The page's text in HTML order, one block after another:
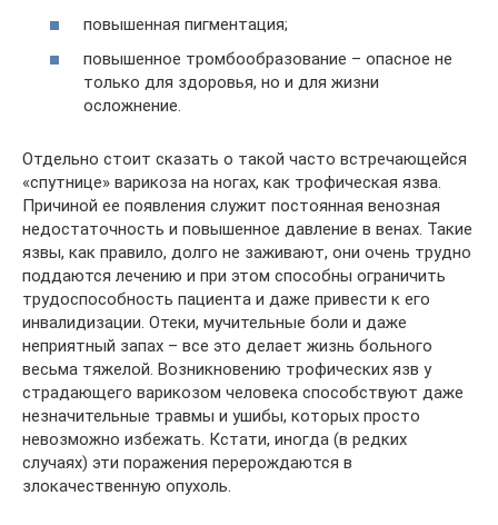
повышенная пигментация;
повышенное тромбообразование – опасное не
только для здоровья, но и для жизни
осложнение.
Отдельно стоит сказать о такой часто встречающейся
«спутнице» варикоза на ногах, как трофическая язва.
Причиной ее появления служит постоянная венозная
недостаточность и повышенное давление в венах. Такие
язвы, как правило, долго не заживают, они очень трудно
поддаются лечению и при этом способны ограничить
трудоспособность пациента и даже привести к его
инвалидизации. Отеки, мучительные боли и даже
неприятный запах – все это делает жизнь больного
весьма тяжелой. Возникновению трофических язв у
страдающего варикозом человека способствуют даже
незначительные травмы и ушибы, которых просто
невозможно избежать. Кстати, иногда (в редких
случаях) эти поражения перерождаются в
злокачественную опухоль.